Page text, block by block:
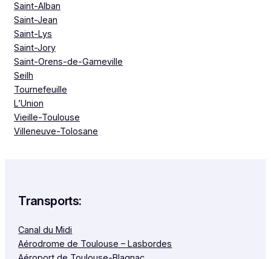
Saint-Alban
Saint-Jean
Saint-Lys
Saint-Jory
Saint-Orens-de-Gameville
Seilh
Tournefeuille
L’Union
Vieille-Toulouse
Villeneuve-Tolosane
Transports:
Canal du Midi
Aérodrome de Toulouse – Lasbordes